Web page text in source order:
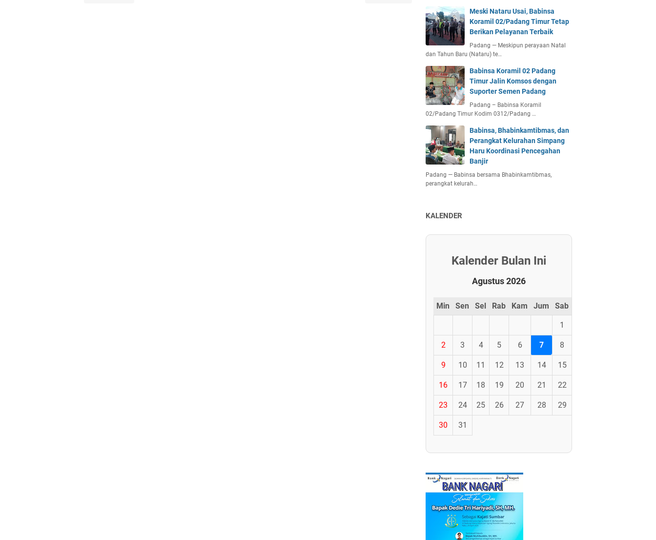
Meski Nataru Usai, Babinsa
Koramil 02/Padang Timur Tetap
Berikan Pelayanan Terbaik
Padang — Meskipun perayaan Natal
dan Tahun Baru (Nataru) te…
Babinsa Koramil 02 Padang
Timur Jalin Komsos dengan
Suporter Semen Padang
Padang – Babinsa Koramil
02/Padang Timur Kodim 0312/Padang …
Babinsa, Bhabinkamtibmas, dan
Perangkat Kelurahan Simpang
Haru Koordinasi Pencegahan
Banjir
Padang — Babinsa bersama Bhabinkamtibmas,
perangkat kelurah…
KALENDER
Kalender Bulan Ini
Agustus 2026
Min Sen Sel Rab Kam Jum Sab
1
2 3 4 5 6 7 8
9 10 11 12 13 14 15
16 17 18 19 20 21 22
23 24 25 26 27 28 29
30 31